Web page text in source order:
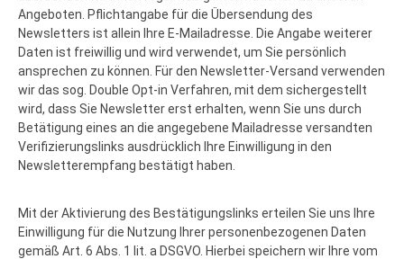
Angeboten. Pflichtangabe für die Übersendung des
Newsletters ist allein Ihre E-Mailadresse. Die Angabe weiterer
Daten ist freiwillig und wird verwendet, um Sie persönlich
ansprechen zu können. Für den Newsletter-Versand verwenden
wir das sog. Double Opt-in Verfahren, mit dem sichergestellt
wird, dass Sie Newsletter erst erhalten, wenn Sie uns durch
Betätigung eines an die angegebene Mailadresse versandten
Verifizierungslinks ausdrücklich Ihre Einwilligung in den
Newsletterempfang bestätigt haben.
Mit der Aktivierung des Bestätigungslinks erteilen Sie uns Ihre
Einwilligung für die Nutzung Ihrer personenbezogenen Daten
gemäß Art. 6 Abs. 1 lit. a DSGVO. Hierbei speichern wir Ihre vom